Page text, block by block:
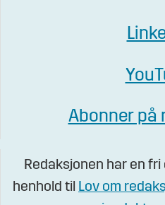
Abonner på
Redaksjonen har en
henhold til Lov om